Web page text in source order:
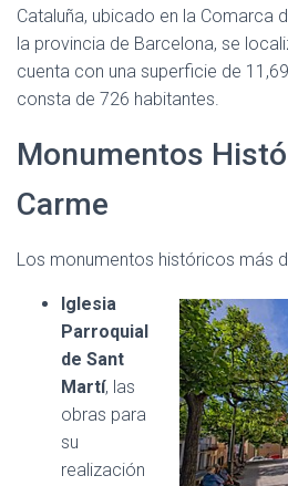
Cataluña, ubicado en la Comarca
la provincia de Barcelona, se
cuenta con una superficie de
consta de 726 habitantes.
Monumentos
Carme
Los monumentos históricos más
Iglesia
Parroquial
de Sant
Martí, las
obras para
su
realización